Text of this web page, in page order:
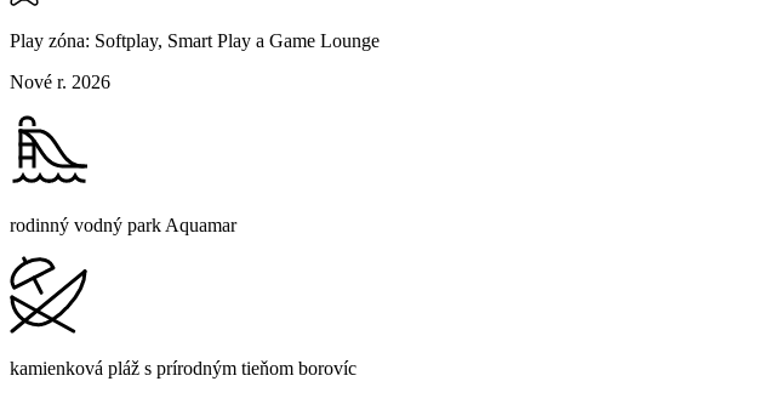
Play zóna: Softplay, Smart Play a Game Lounge
Nové r. 2026
rodinný vodný park Aquamar
kamienková pláž s prírodným tieňom borovíc